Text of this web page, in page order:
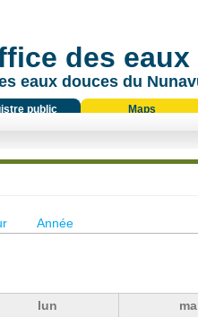
des
eaux douces du
public Maps
Année
lun